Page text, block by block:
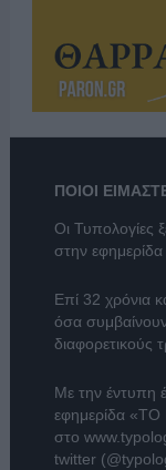
ΠΟΙΟΙ
Οι Τυπολογίες
στην
Επί 32 χρόνια
όσα
διαφορετικούς
Με την έντυπη
εφημερίδα «ΤΟ
στο
twitter